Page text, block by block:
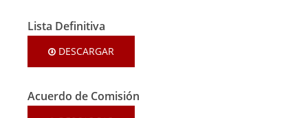
Lista Definitiva
DESCARGAR
Acuerdo de Comisión